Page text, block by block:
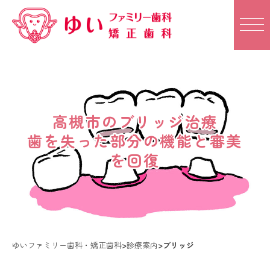
高槻市のブリッジ治療
歯を失った部分の機能と審美
を回復
高槻市のブリッジ治療
歯を失った部分の機能と審美
を回復
ゆいファミリー歯科・矯正歯科>診療案内>ブリッジ